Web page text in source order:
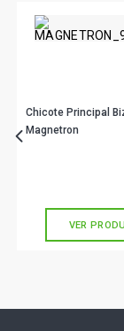
Chicote Principal Biz
Magnetron
VER